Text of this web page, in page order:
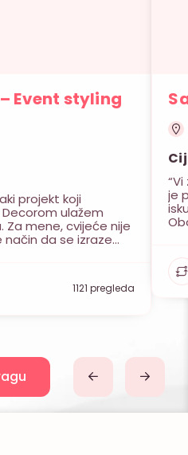
Event styling
projekt koji
ulažem
Za mene, cvijeće nije
da se izraze
doživljaja,
i prevođenja […]
1121 pregleda
je